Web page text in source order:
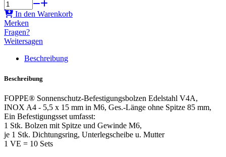
In den Warenkorb
Merken
Fragen?
Weitersagen
Beschreibung
Beschreibung
FOPPE® Sonnenschutz-Befestigungsbolzen Edelstahl V4A,
INOX A4 - 5,5 x 15 mm in M6, Ges.-Länge ohne Spitze 85 mm,
Ein Befestigungsset umfasst:
1 Stk. Bolzen mit Spitze und Gewinde M6,
je 1 Stk. Dichtungsring, Unterlegscheibe u. Mutter
1 VE = 10 Sets